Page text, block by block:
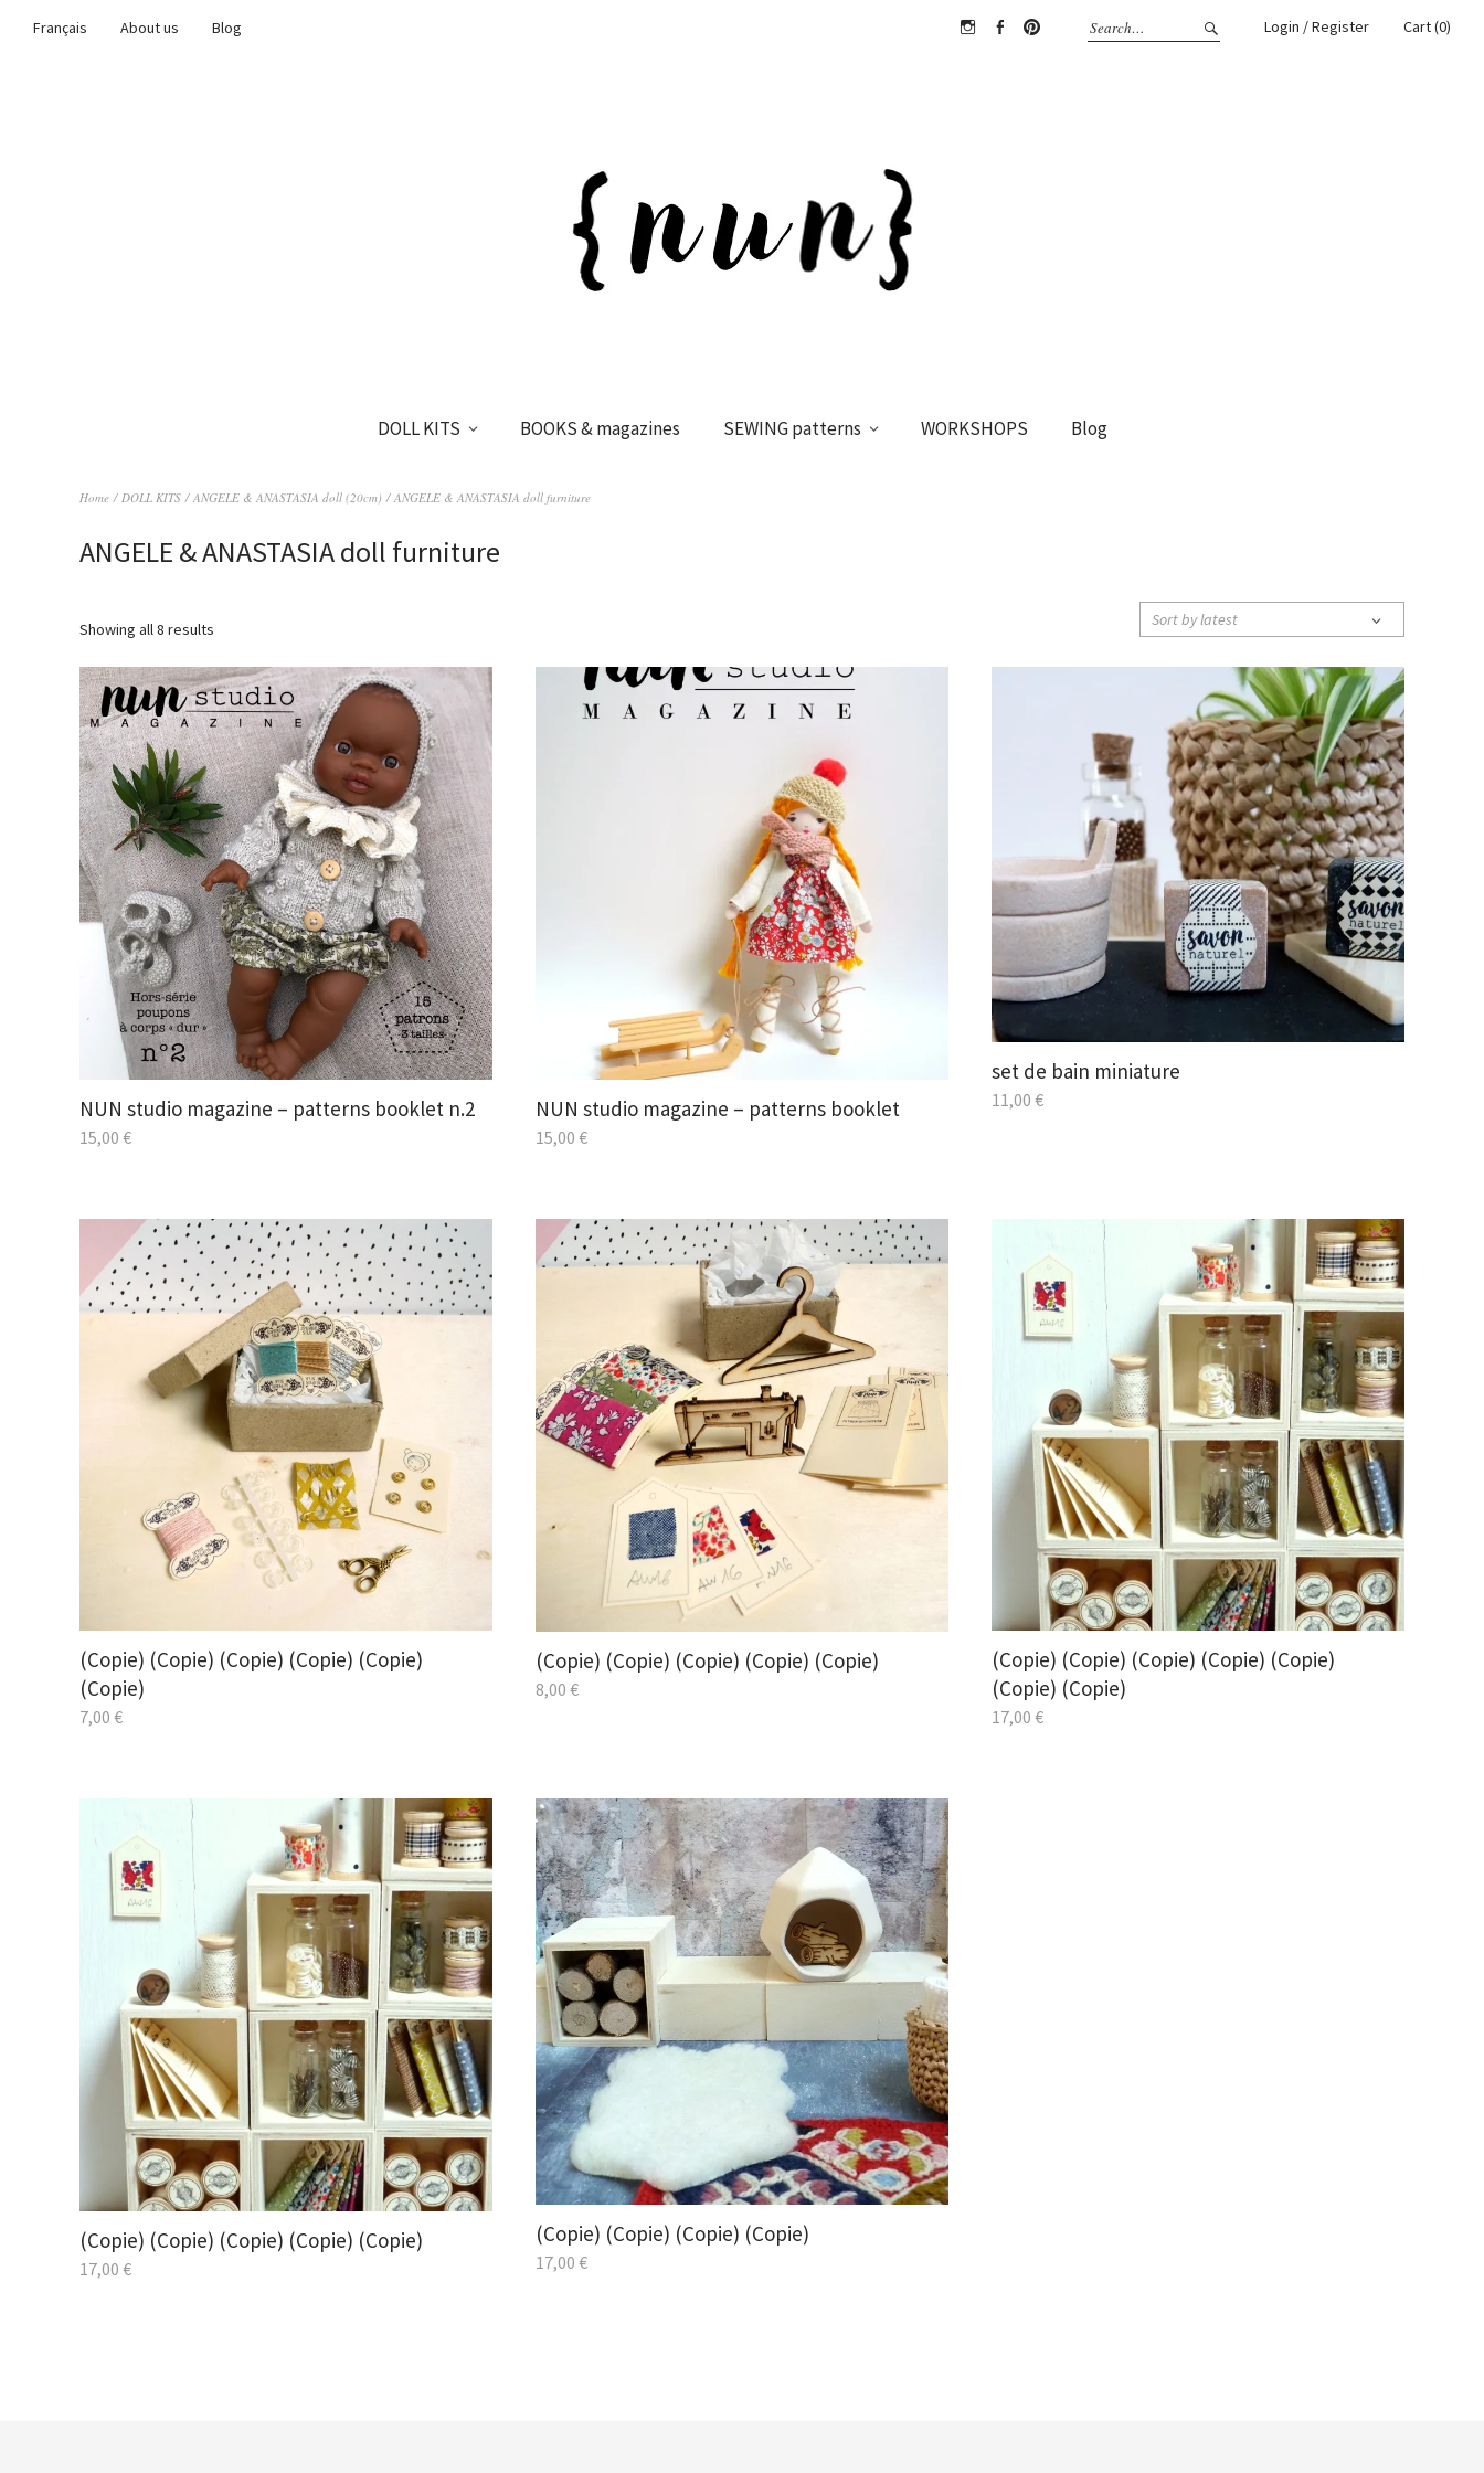
Français About us
Blog
Login / Register Cart (0)
DOLL KITS BOOKS & magazines SEWING patterns WORKSHOPS Blog
Home / DOLL KITS / ANGELE & ANASTASIA doll (20cm) / ANGELE & ANASTASIA doll furniture
ANGELE & ANASTASIA doll furniture
Showing all 8 results
NUN studio magazine – patterns booklet n.2
15,00 €
NUN studio magazine – patterns booklet
15,00€
set de bain miniature
11,00€
(Copie) (Copie) (Copie) (Copie) (Copie)
(Copie)
7,00 €
(Copie) (Copie) (Copie) (Copie) (Copie)
8,00€
(Copie) (Copie) (Copie) (Copie) (Copie)
(Copie) (Copie)
17,00€
(Copie) (Copie) (Copie) (Copie) (Copie)
17,00 €
(Copie) (Copie) (Copie) (Copie)
17,00€